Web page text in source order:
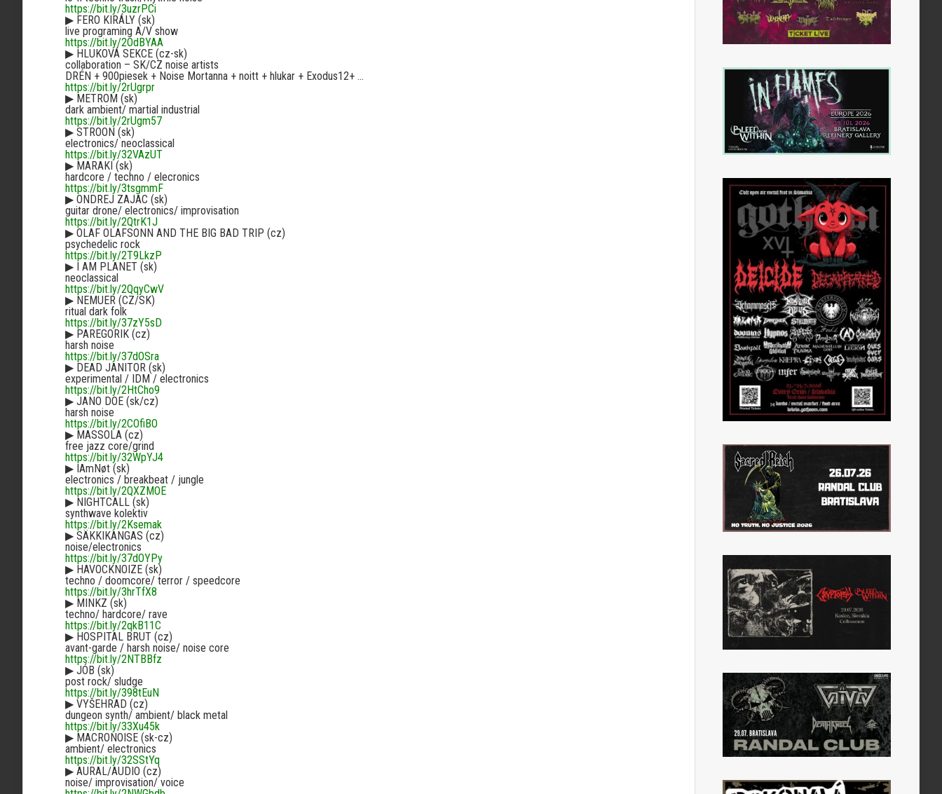
https://bit.ly/3uzrPCi
▶︎ FERO KIRÁLY (sk)
live programing A/V show
https://bit.ly/2OdBYAA
▶︎ HLUKOVÁ SEKCE (cz-sk)
collaboration – SK/CZ noise artists
DRÉN + 900piesek + Noise Mortanna + noitt + hlukar + Exodus12+ …
https://bit.ly/2rUgrpr
▶︎ METROM (sk)
dark ambient/ martial industrial
https://bit.ly/2rUgm57
▶︎ STROON (sk)
electronics/ neoclassical
https://bit.ly/32VAzUT
▶︎ MARAKI (sk)
hardcore / techno / elecronics
https://bit.ly/3tsgmmF
▶︎ ONDREJ ZAJAC (sk)
guitar drone/ electronics/ improvisation
https://bit.ly/2QtrK1J
▶︎ OLAF OLAFSONN AND THE BIG BAD TRIP (cz)
psychedelic rock
https://bit.ly/2T9LkzP
▶︎ I AM PLANET (sk)
neoclassical
https://bit.ly/2QqyCwV
▶︎ NEMUER (CZ/SK)
ritual dark folk
https://bit.ly/37zY5sD
▶︎ PAREGORIK (cz)
harsh noise
https://bit.ly/37dOSra
▶︎ DEAD JANITOR (sk)
experimental / IDM / electronics
https://bit.ly/2HtCho9
▶︎ JANO DOE (sk/cz)
harsh noise
https://bit.ly/2COfiBO
▶︎ MASSOLA (cz)
free jazz core/grind
https://bit.ly/32WpYJ4
▶︎ IAmNøt (sk)
electronics / breakbeat / jungle
https://bit.ly/2QXZMOE
▶︎ NIGHTCALL (sk)
synthwave kolektiv
https://bit.ly/2Ksemak
▶︎ SÄKKIKANGAS (cz)
noise/electronics
https://bit.ly/37dOYPy
▶︎ HAVOCKNOIZE (sk)
techno / doomcore/ terror / speedcore
https://bit.ly/3hrTfX8
▶︎ MINKZ (sk)
techno/ hardcore/ rave
https://bit.ly/2qkB11C
▶︎ HOSPITAL BRUT (cz)
avant-garde / harsh noise/ noise core
https://bit.ly/2NTBBfz
▶︎ JÓB (sk)
post rock/ sludge
https://bit.ly/398tEuN
▶︎ VYŠEHRAD (cz)
dungeon synth/ ambient/ black metal
https://bit.ly/33Xu45k
▶︎ MACRONOISE (sk-cz)
ambient/ electronics
https://bit.ly/32SStYq
▶︎ AURAL/AUDIO (cz)
noise/ improvisation/ voice